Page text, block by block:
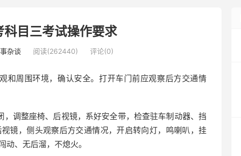
目三考试操作要求
杂谈 阅读(262440) 评论(0)
和周围环境，确认安全。打开车门前应观察后方交通情
，调整座椅、后视镜，系好安全带，检查驻车制动器、挡
镜，侧头观察后方交通情况，开启转向灯，鸣喇叭，挂
、无后溜，不熄火。